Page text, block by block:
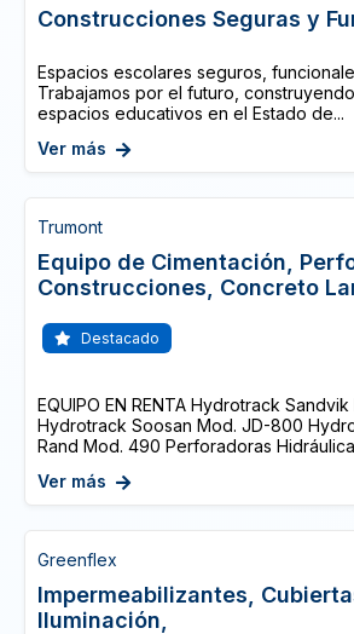
Construcciones Seguras y
Espacios escolares seguros,
Trabajamos por el futuro,
espacios educativos en el Estado de...
Ver más
Trumont
Equipo de Cimentación,
Construcciones, Concreto
Destacado
EQUIPO EN RENTA Hydrotrack
Hydrotrack Soosan Mod. JD-800
Rand Mod. 490 Perforadoras
Ver más
Greenflex
Impermeabilizantes,
Iluminación,